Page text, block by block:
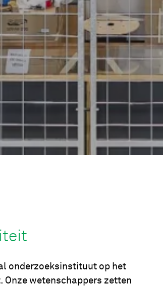
onderzoeksinstituut op het
Onze wetenschappers zetten